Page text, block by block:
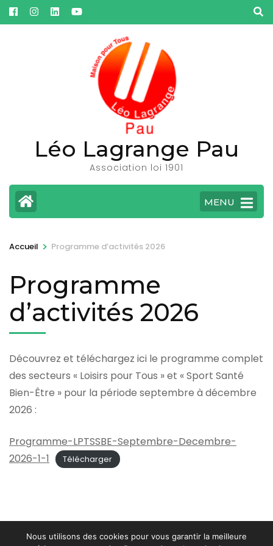
Aller
au
Léo Lagrange Pau
Association loi 1901
MENU
Accueil > Programme d’activités 2026
Programme
d’activités 2026
Découvrez et téléchargez ici le programme complet
des secteurs « Loisirs pour Tous » et « Sport Santé
Bien-Être » pour la période septembre à décembre
2026 :
Programme-LPTSSBE-Septembre-Decembre-
2026-1-1
Télécharger
Nous utilisons des cookies pour vous garantir la meilleure